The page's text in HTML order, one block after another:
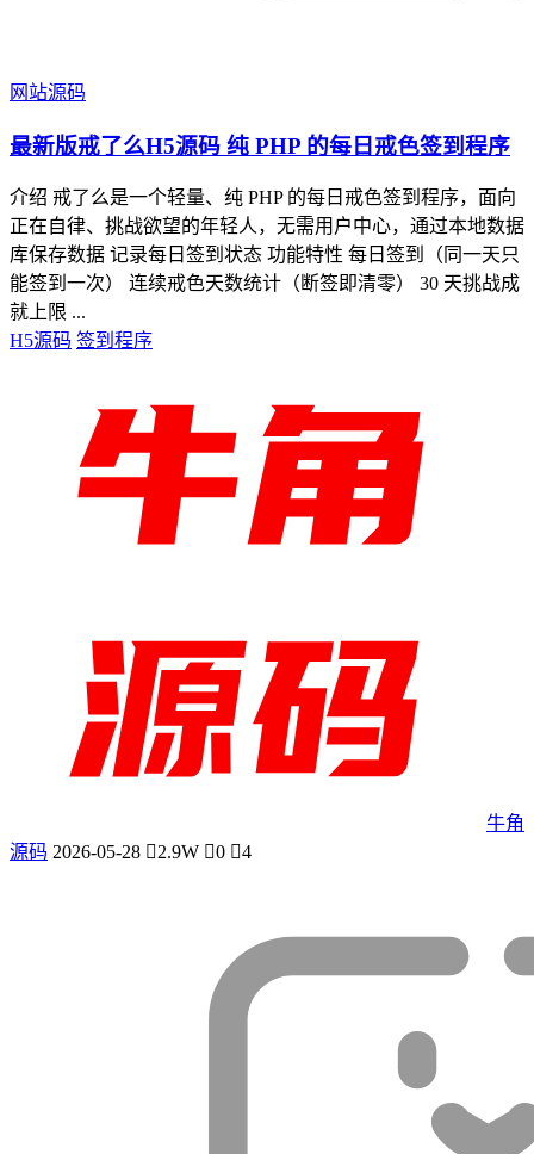
网站源码
最新版戒了么H5源码 纯 PHP 的每日戒色签到程序
介绍 戒了么是一个轻量、纯 PHP 的每日戒色签到程序，面向
正在自律、挑战欲望的年轻人，无需用户中心，通过本地数据
库保存数据 记录每日签到状态 功能特性 每日签到（同一天只
能签到一次） 连续戒色天数统计（断签即清零） 30 天挑战成
就上限 ...
H5源码 签到程序
牛角
源码 2026-05-28 2.9W 0 4